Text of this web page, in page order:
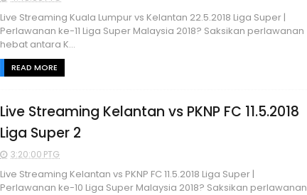
Live Streaming Kuala Lumpur vs Kelantan 22.5.2018 Liga Super |
Perlawanan ke-11 Liga Super Malaysia 2018? Saksikan perlawanan
hebat antara K...
READ MORE
Live Streaming Kelantan vs PKNP FC 11.5.2018
Liga Super 2
3:20:00 PTG
Live Streaming Kelantan vs PKNP FC 11.5.2018 Liga Super |
Perlawanan ke-10 Liga Super Malaysia 2018? Saksikan perlawanan